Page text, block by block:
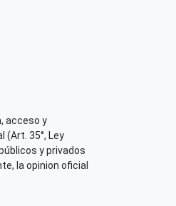
acceso y
35°, Ley
y privados
la opinion oficial